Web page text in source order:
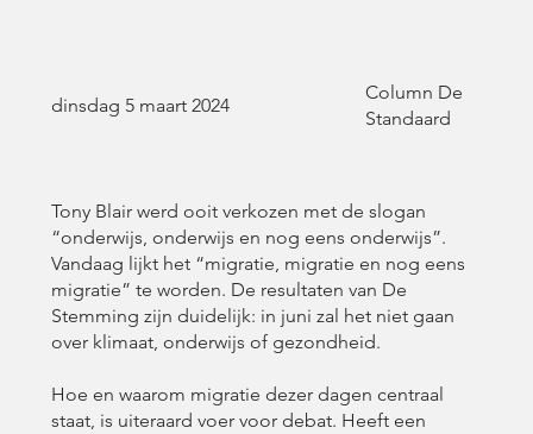
Tony Blair werd ooit verkozen met de slogan
“onderwijs, onderwijs en nog eens onderwijs”.
Vandaag lijkt het “migratie, migratie en nog eens
migratie” te worden. De resultaten van De
Stemming zijn duidelijk: in juni zal het niet gaan
over klimaat, onderwijs of gezondheid.
Hoe en waarom migratie dezer dagen centraal
staat, is uiteraard voer voor debat. Heeft een
dinsdag 5 maart 2024
Column De
Standaard